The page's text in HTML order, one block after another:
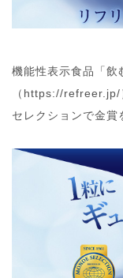
機能性表示食品「
（https://refreer.jp/
セレクションで金賞